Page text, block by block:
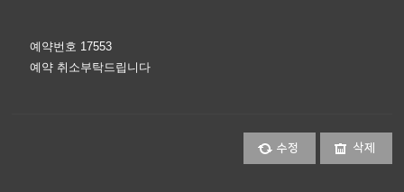
예약번호 17553
예약 취소부탁드립니다
수정 삭제